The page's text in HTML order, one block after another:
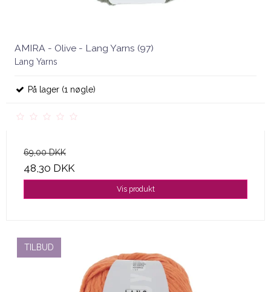
AMIRA - Olive - Lang Yarns (97)
Lang Yarns
På lager (1 nøgle)
69,00 DKK
48,30 DKK
Vis produkt
TILBUD